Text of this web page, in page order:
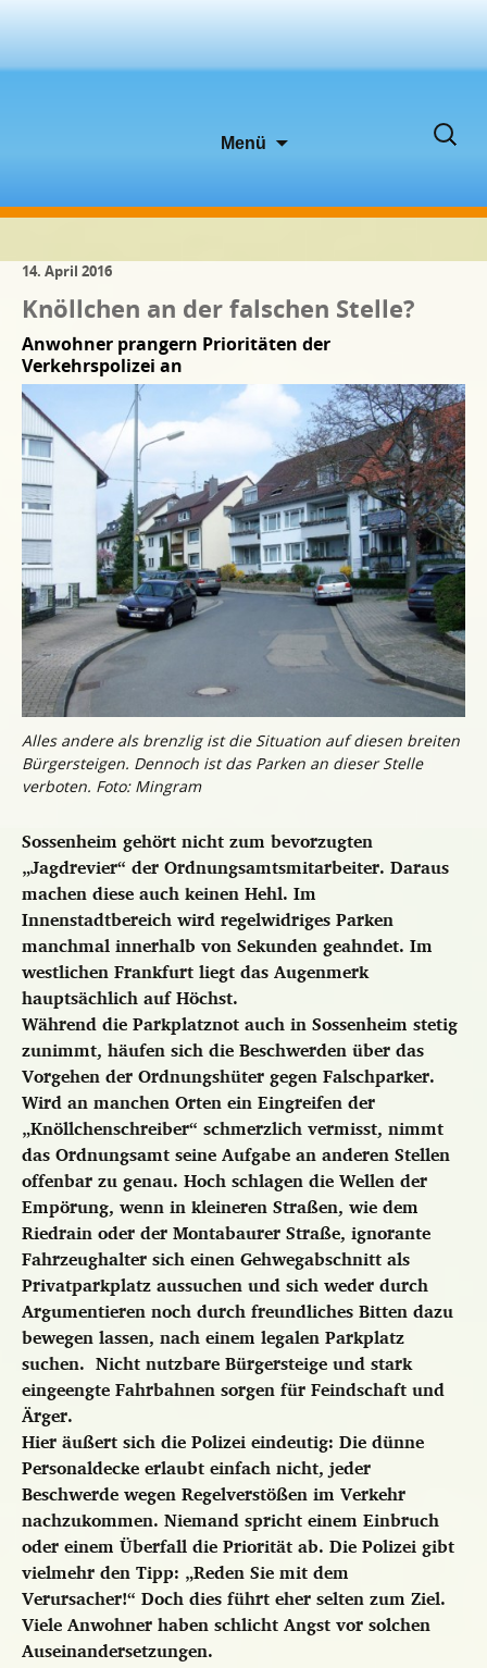
Menü
Suchen
14. April 2016
Knöllchen an der falschen Stelle?
Anwohner prangern Prioritäten der
Verkehrspolizei an
Alles andere als brenzlig ist die Situation auf diesen breiten
Bürgersteigen. Dennoch ist das Parken an dieser Stelle
verboten. Foto: Mingram
Sossenheim gehört nicht zum bevorzugten
„Jagdrevier“ der Ordnungsamtsmitarbeiter. Daraus
machen diese auch keinen Hehl. Im
Innenstadtbereich wird regelwidriges Parken
manchmal innerhalb von Sekunden geahndet. Im
westlichen Frankfurt liegt das Augenmerk
hauptsächlich auf Höchst.
Während die Parkplatznot auch in Sossenheim stetig
zunimmt, häufen sich die Beschwerden über das
Vorgehen der Ordnungshüter gegen Falschparker.
Wird an manchen Orten ein Eingreifen der
„Knöllchenschreiber“ schmerzlich vermisst, nimmt
das Ordnungsamt seine Aufgabe an anderen Stellen
offenbar zu genau. Hoch schlagen die Wellen der
Empörung, wenn in kleineren Straßen, wie dem
Riedrain oder der Montabaurer Straße, ignorante
Fahrzeughalter sich einen Gehwegabschnitt als
Privatparkplatz aussuchen und sich weder durch
Argumentieren noch durch freundliches Bitten dazu
bewegen lassen, nach einem legalen Parkplatz
suchen. Nicht nutzbare Bürgersteige und stark
eingeengte Fahrbahnen sorgen für Feindschaft und
Ärger.
Hier äußert sich die Polizei eindeutig: Die dünne
Personaldecke erlaubt einfach nicht, jeder
Beschwerde wegen Regelverstößen im Verkehr
nachzukommen. Niemand spricht einem Einbruch
oder einem Überfall die Priorität ab. Die Polizei gibt
vielmehr den Tipp: „Reden Sie mit dem
Verursacher!“ Doch dies führt eher selten zum Ziel.
Viele Anwohner haben schlicht Angst vor solchen
Auseinandersetzungen.